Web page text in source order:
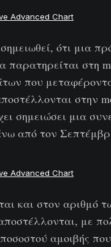
Advanced Chart
ότι μια
στη
που
στην
σημειώσει μια
από τον
Advanced Chart
και στον αριθμό
με
αμοιβής που